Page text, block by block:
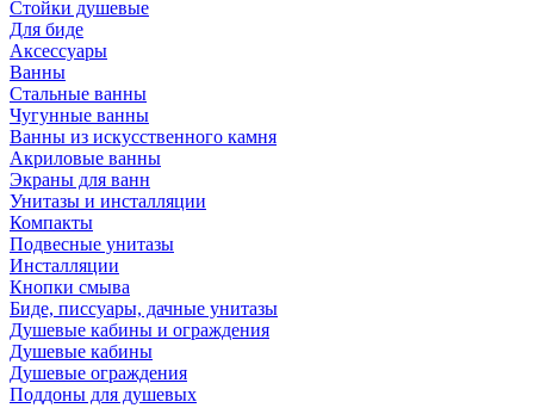
Стойки душевые
Для биде
Аксессуары
Ванны
Стальные ванны
Чугунные ванны
Ванны из искусственного камня
Акриловые ванны
Экраны для ванн
Унитазы и инсталляции
Компакты
Подвесные унитазы
Инсталляции
Кнопки смыва
Биде, писсуары, дачные унитазы
Душевые кабины и ограждения
Душевые кабины
Душевые ограждения
Поддоны для душевых